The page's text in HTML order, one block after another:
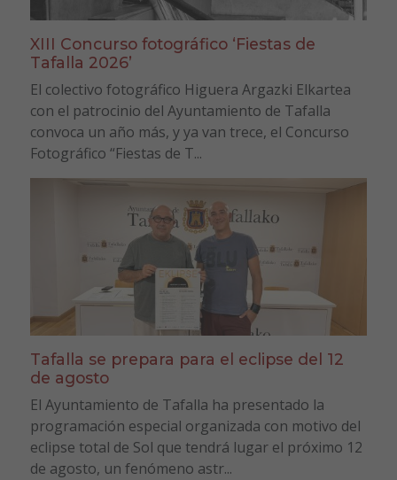
XIII Concurso fotográfico ‘Fiestas de
Tafalla 2026’
El colectivo fotográfico Higuera Argazki Elkartea
con el patrocinio del Ayuntamiento de Tafalla
convoca un año más, y ya van trece, el Concurso
Fotográfico “Fiestas de T...
Tafalla se prepara para el eclipse del 12
de agosto
El Ayuntamiento de Tafalla ha presentado la
programación especial organizada con motivo del
eclipse total de Sol que tendrá lugar el próximo 12
de agosto, un fenómeno astr...